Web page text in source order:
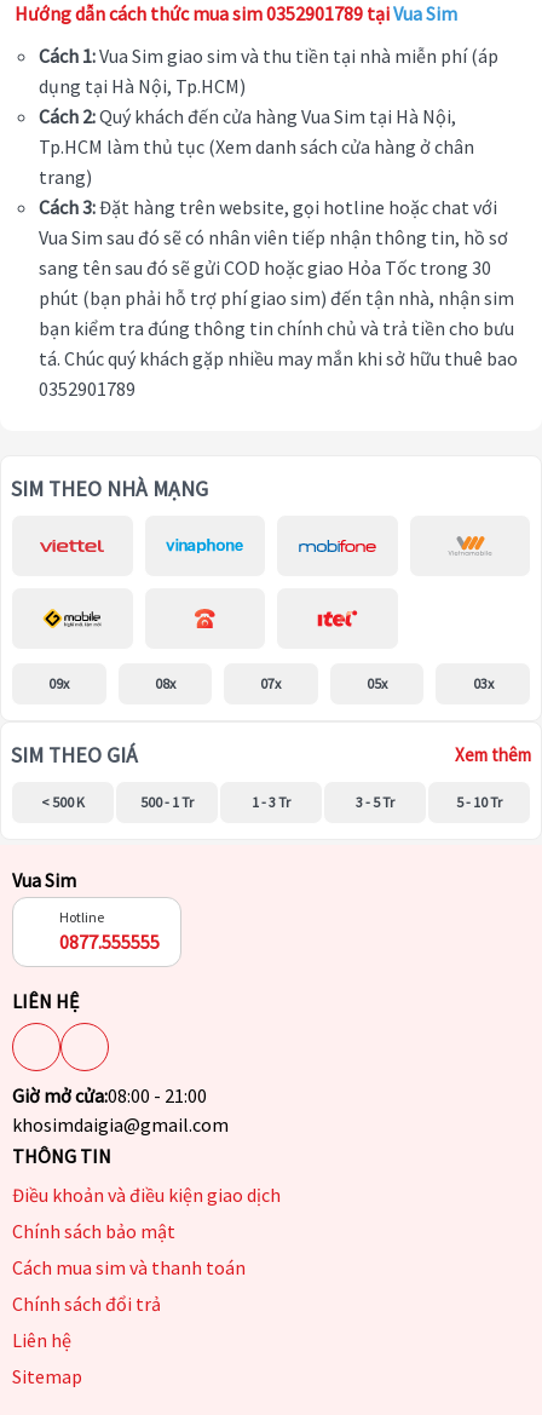
Hướng dẫn cách thức mua sim 0352901789 tạiVua Sim
Cách 1:Vua Sim giao sim và thu tiền tại nhà miễn phí (áp
dụng tại Hà Nội, Tp.HCM)
Cách 2:Quý khách đến cửa hàng Vua Sim tại Hà Nội,
Tp.HCM làm thủ tục (Xem danh sách cửa hàng ở chân
trang)
Cách 3:Đặt hàng trên website, gọi hotline hoặc chat với
Vua Sim sau đó sẽ có nhân viên tiếp nhận thông tin, hồ sơ
sang tên sau đó sẽ gửi COD hoặc giao Hỏa Tốc trong 30
phút (bạn phải hỗ trợ phí giao sim) đến tận nhà, nhận sim
bạn kiểm tra đúng thông tin chính chủ và trả tiền cho bưu
tá. Chúc quý khách gặp nhiều may mắn khi sở hữu thuê bao
0352901789
SIM THEO NHÀ MẠNG
09x 08x 07x 05x 03x
SIM THEO GIÁ Xem thêm
< 500 K 500 - 1 Tr 1 - 3 Tr 3 - 5 Tr 5 - 10 Tr
Vua Sim
Hotline
0877.555555
LIÊN HỆ
Giờ mở cửa:08:00 - 21:00
khosimdaigia@gmail.com
THÔNG TIN
Điều khoản và điều kiện giao dịch
Chính sách bảo mật
Cách mua sim và thanh toán
Chính sách đổi trả
Liên hệ
Sitemap